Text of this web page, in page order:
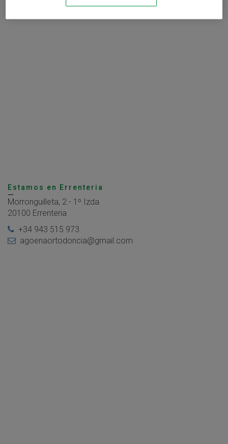
Estamos en Errenteria
Morronguilleta, 2 - 1º Izda
20100 Errenteria
+34 943 515 973
agoenaortodoncia@gmail.com